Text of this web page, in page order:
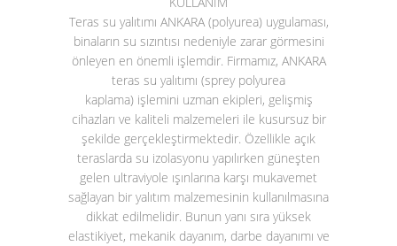
Teras su yalıtımı ANKARA (polyurea)uygulaması,
binaların su sızıntısı nedeniyle zarar görmesini
önleyen en önemli işlemdir. Firmamız, ANKARA
teras su yalıtımı (sprey polyurea
kaplama)işlemini uzman ekipleri, gelişmiş
cihazları ve kaliteli malzemeleri ile kusursuz bir
şekilde gerçekleştirmektedir. Özellikle açık
teraslarda su izolasyonu yapılırken güneşten
gelen ultraviyole ışınlarına karşı mukavemet
sağlayan bir yalıtım malzemesinin kullanılmasına
dikkat edilmelidir. Bunun yanı sıra yüksek
elastikiyet, mekanik dayanım, darbe dayanımı ve